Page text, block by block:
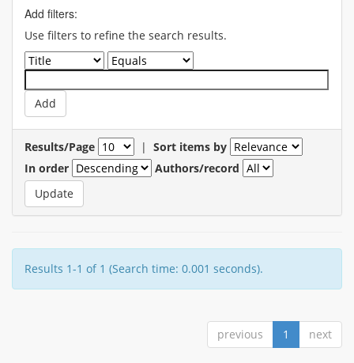
Add filters:
Use filters to refine the search results.
Results/Page | Sort items by
In order
Authors/record
Results 1-1 of 1 (Search time: 0.001 seconds).
previous 1 next